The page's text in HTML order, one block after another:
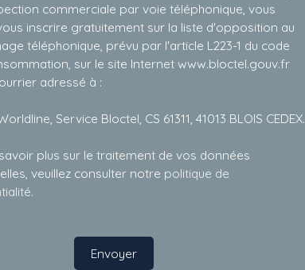
commerciale par voie téléphonique, vous
inscrire gratuitement sur la liste d'opposition au
téléphonique, prévu par l'article L223-1 du code
sur le site Internet www.bloctel.gouv.fr
adressé à :
Service Bloctel, CS 61311, 41013 BLOIS CEDEX.
plus sur le traitement de vos données
veuillez consulter notre politique de
.
Envoyer